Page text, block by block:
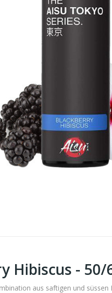
Hibiscus -
aus saftigen und